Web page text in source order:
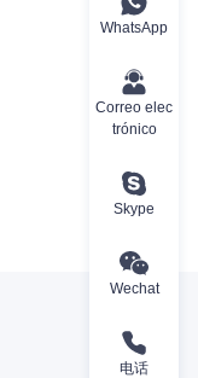
WhatsApp
Correo elec
trónico
Skype
Wechat
电话